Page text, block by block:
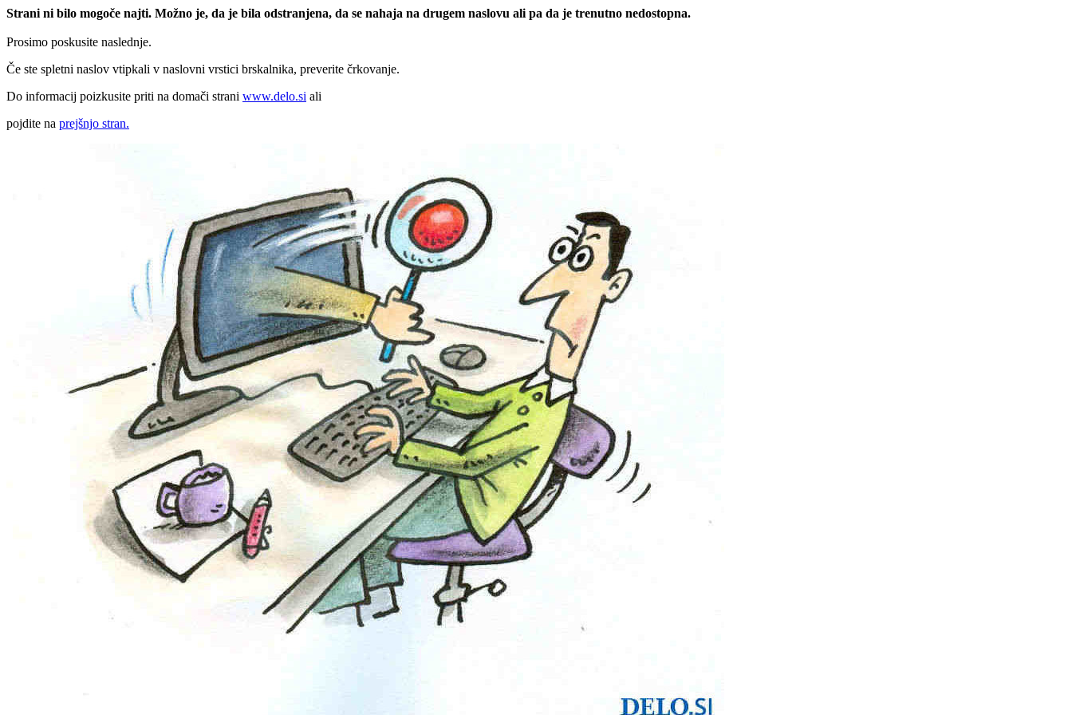
Strani ni bilo mogoče najti. Možno je, da je bila odstranjena, da se nahaja na drugem naslovu ali pa da je trenutno nedostopna.
Prosimo poskusite naslednje.
Če ste spletni naslov vtipkali v naslovni vrstici brskalnika, preverite črkovanje.
Do informacij poizkusite priti na domači strani www.delo.si ali
pojdite na prejšnjo stran.